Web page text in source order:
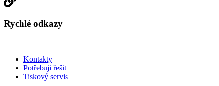
Rychlé odkazy
Kontakty
Potřebuji řešit
Tiskový servis